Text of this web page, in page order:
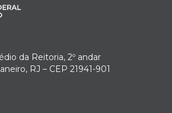
da Reitoria, 2º andar
RJ – CEP 21941-901